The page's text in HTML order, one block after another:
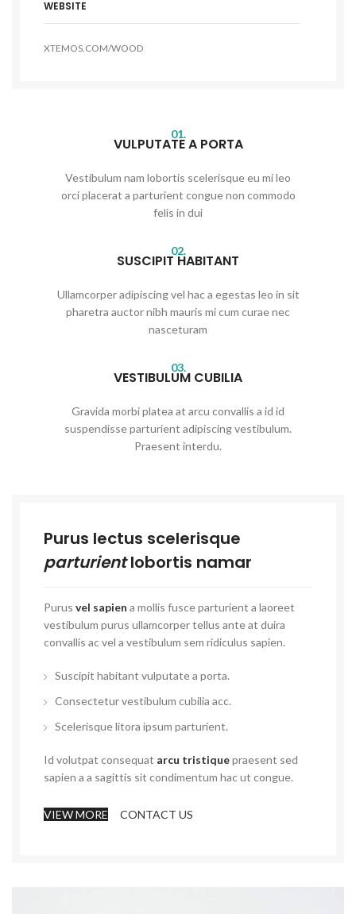
WEBSITE
XTEMOS.COM/WOOD
01.
VULPUTATE A PORTA
Vestibulum nam lobortis scelerisque eu mi leo
orci placerat a parturient congue non commodo
felis in dui
02.
SUSCIPIT HABITANT
Ullamcorper adipiscing vel hac a egestas leo in sit
pharetra auctor nibh mauris mi cum curae nec
nasceturam
03.
VESTIBULUM CUBILIA
Gravida morbi platea at arcu convallis a id id
suspendisse parturient adipiscing vestibulum.
Praesent interdu.
Purus lectus scelerisque
parturientlobortis namar
Purus vel sapien a mollis fusce parturient a laoreet
vestibulum purus ullamcorper tellus ante at duira
convallis ac vel a vestibulum sem ridiculus sapien.
Suscipit habitant vulputate a porta.
Consectetur vestibulum cubilia acc.
Scelerisque litora ipsum parturient.
Id volutpat consequat arcu tristiquepraesent sed
sapien a a sagittis sit condimentum hac ut congue.
VIEW MORE CONTACT US